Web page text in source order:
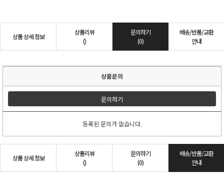
상품 상세 정보
상품리뷰
()
문의하기
(0)
배송/반품/교환
안내
상품문의
문의하기
등록된 문의가 없습니다.
상품 상세 정보
상품리뷰
()
문의하기
(0)
배송/반품/교환
안내